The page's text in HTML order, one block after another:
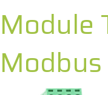
Module
Modbus